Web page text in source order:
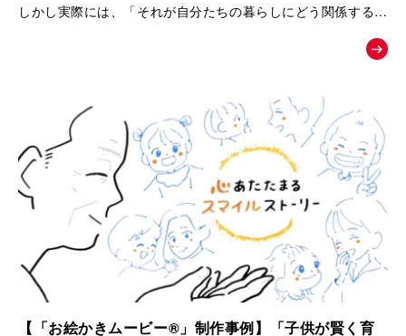
しかし実際には、「それが自分たちの暮らしにどう関係するの
か」が伝わりにくく、お客様の記憶に残りにくいという課題が
そこで本作品では、「子どもの湿疹」「夫のアレルギー」とい
う、多くの子育て世代が共感しやすい悩みを入口に設定しまし
た。
そして、家づくりを通して健康や暮らしが変化していく過程を
追体験していただくことで、
「空気の質」「見えない部分の素材」「長く快適に暮らせる家
づくり」の大切さを、感情とともに自然に理解していただける
構成になっています。
【「お絵かきムービー®」制作事例】「子供が賢く育